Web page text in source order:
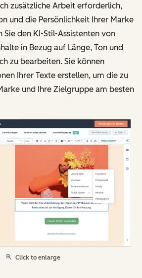
zusätzliche Arbeit erforderlich,
und die Persönlichkeit Ihrer Marke
Sie den KI-Stil-Assistenten von
in Bezug auf Länge, Ton und
zu bearbeiten. Sie können
Ihrer Texte erstellen, um die zu
und Ihre Zielgruppe am besten
Click to enlarge